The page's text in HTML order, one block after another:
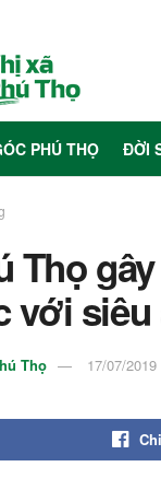
PHÚ THỌ ĐỜI
Thọ
với
Thọ 17/07/2019